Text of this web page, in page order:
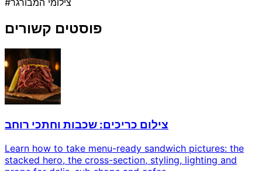
#צילומי המבורגר
פוסטים קשורים
צילום כריכים: שכבות וחתכי רוחב
Learn how to take menu-ready sandwich pictures: the
stacked hero, the cross-section, styling, lighting and